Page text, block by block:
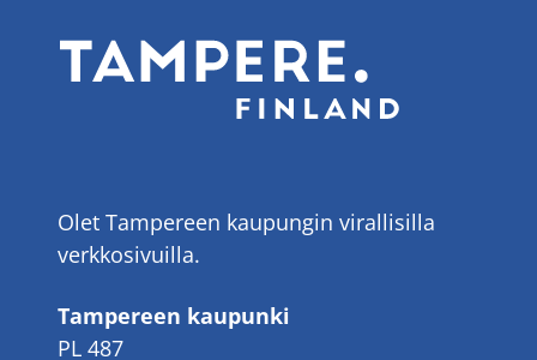
Olet Tampereen kaupungin virallisilla
verkkosivuilla.
Tampereen kaupunki
PL 487